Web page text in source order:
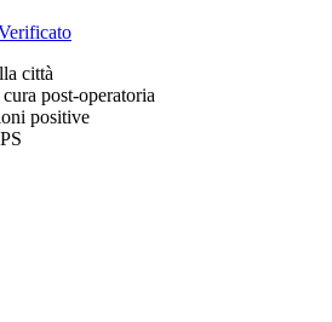
città
post-operatoria
positive